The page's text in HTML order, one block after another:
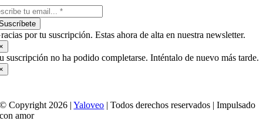
por tu suscripción. Estas ahora de alta en nuestra newsletter.
suscripción no ha podido completarse. Inténtalo de nuevo más tarde.
© Copyright 2026 |Yaloveo | Todos derechos reservados | Impulsado
con amor